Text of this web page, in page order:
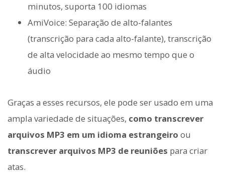
minutos, suporta 100 idiomas
AmiVoice: Separação de alto-falantes
(transcrição para cada alto-falante), transcrição
de alta velocidade ao mesmo tempo que o
áudio
Graças a esses recursos, ele pode ser usado em uma
ampla variedade de situações, como transcrever
arquivos MP3 em um idioma estrangeiro ou
transcrever arquivos MP3 de reuniões para criar
atas.